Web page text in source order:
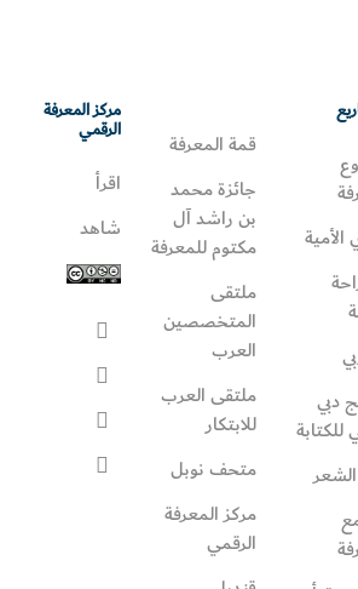
دبي
للكتابة
قمة المعرفة
جائزة محمد
بن راشد آل
مكتوم للمعرفة
ملتقى
المتخصصين
العرب
ملتقى العرب
للابتكار
متحف نوبل
مركز المعرفة
الرقمي
مركز المعرفة
الرقمي
اقرأ
شاهد